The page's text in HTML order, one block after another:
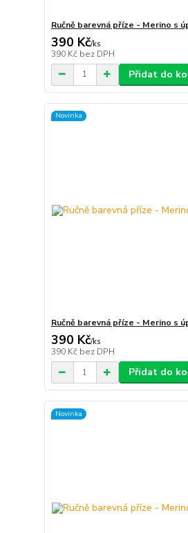
Ručně barevná příze - Merino s
390 Kč/ks
390 Kč bez DPH
Přidat do
Novinka
Ručně barevná příze - Merino s
390 Kč/ks
390 Kč bez DPH
Přidat do
Novinka